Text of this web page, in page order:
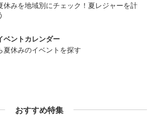
休みを地域別にチェック！夏レジャーを計
ベントカレンダー
夏休みのイベントを探す
おすすめ特集